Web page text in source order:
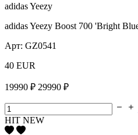
adidas Yeezy
adidas Yeezy Boost 700 'Bright
Арт: GZ0541
40 EUR
19990 ₽ 29990 ₽
HIT NEW